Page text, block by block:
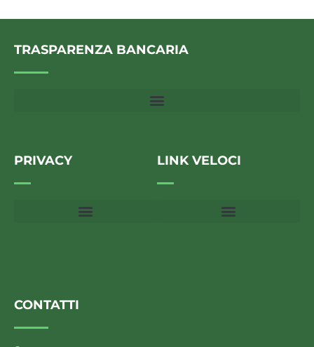
TRASPARENZA BANCARIA
PRIVACY LINK VELOCI
CONTATTI